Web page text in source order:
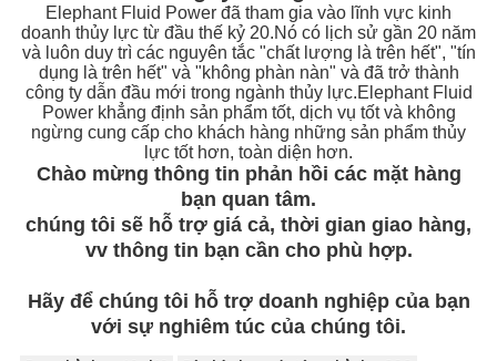
Elephant Fluid Power đã tham gia vào lĩnh vực kinh
doanh thủy lực từ đầu thế kỷ 20.Nó có lịch sử gần 20 năm
và luôn duy trì các nguyên tắc "chất lượng là trên hết", "tín
dụng là trên hết" và "không phàn nàn" và đã trở thành
công ty dẫn đầu mới trong ngành thủy lực.Elephant Fluid
Power khẳng định sản phẩm tốt, dịch vụ tốt và không
ngừng cung cấp cho khách hàng những sản phẩm thủy
lực tốt hơn, toàn diện hơn.
Chào mừng thông tin phản hồi các mặt hàng
bạn quan tâm.
chúng tôi sẽ hỗ trợ giá cả, thời gian giao hàng,
vv thông tin bạn cần cho phù hợp.
Hãy để chúng tôi hỗ trợ doanh nghiệp của bạn
với sự nghiêm túc của chúng tôi.